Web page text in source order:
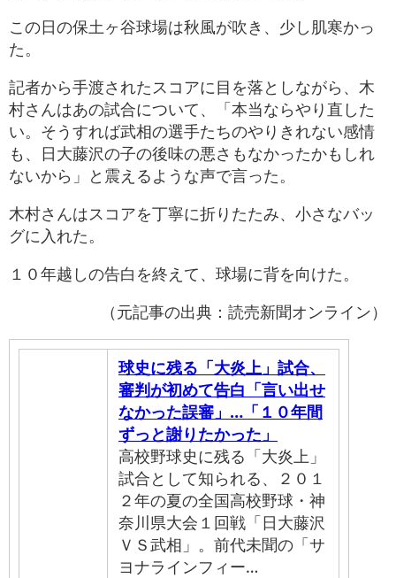
この日の保土ヶ谷球場は秋風が吹き、少し肌寒かっ
た。
記者から手渡されたスコアに目を落としながら、木
村さんはあの試合について、「本当ならやり直した
い。そうすれば武相の選手たちのやりきれない感情
も、日大藤沢の子の後味の悪さもなかったかもしれ
ないから」と震えるような声で言った。
木村さんはスコアを丁寧に折りたたみ、小さなバッ
グに入れた。
１０年越しの告白を終えて、球場に背を向けた。
（元記事の出典：読売新聞オンライン）
球史に残る「大炎上」試合、
審判が初めて告白「言い出せ
なかった誤審」…「１０年間
ずっと謝りたかった」
高校野球史に残る「大炎上」
試合として知られる、２０１
２年の夏の全国高校野球・神
奈川県大会１回戦「日大藤沢
ＶＳ武相」。前代未聞の「サ
ヨナラインフィー…